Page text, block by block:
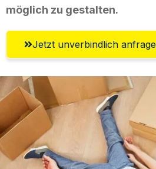
möglich zu gestalten.
Jetzt unverbindlich